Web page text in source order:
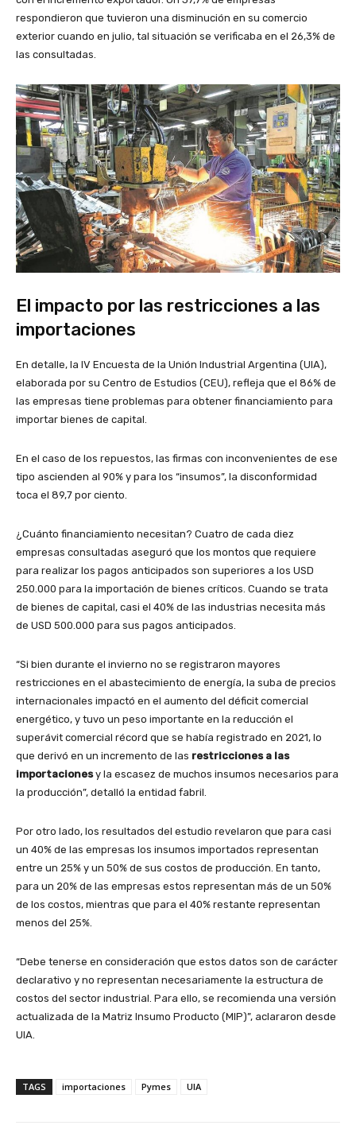
respondieron que tuvieron una disminución en su comercio
exterior cuando en julio, tal situación se verificaba en el 26,3% de
las consultadas.
El impacto por las restricciones a las
importaciones
En detalle, la IV Encuesta de la Unión Industrial Argentina (UIA),
elaborada por su Centro de Estudios (CEU), refleja que el 86% de
las empresas tiene problemas para obtener financiamiento para
importar bienes de capital.
En el caso de los repuestos, las firmas con inconvenientes de ese
tipo ascienden al 90% y para los “insumos”, la disconformidad
toca el 89,7 por ciento.
¿Cuánto financiamiento necesitan? Cuatro de cada diez
empresas consultadas aseguró que los montos que requiere
para realizar los pagos anticipados son superiores a los USD
250.000 para la importación de bienes críticos. Cuando se trata
de bienes de capital, casi el 40% de las industrias necesita más
de USD 500.000 para sus pagos anticipados.
“Si bien durante el invierno no se registraron mayores
restricciones en el abastecimiento de energía, la suba de precios
internacionales impactó en el aumento del déficit comercial
energético, y tuvo un peso importante en la reducción el
superávit comercial récord que se había registrado en 2021, lo
que derivó en un incremento de las restricciones a las
importacionesy la escasez de muchos insumos necesarios para
la producción”, detalló la entidad fabril.
Por otro lado, los resultados del estudio revelaron que para casi
un 40% de las empresas los insumos importados representan
entre un 25% y un 50% de sus costos de producción. En tanto,
para un 20% de las empresas estos representan más de un 50%
de los costos, mientras que para el 40% restante representan
menos del 25%.
“Debe tenerse en consideración que estos datos son de carácter
declarativo y no representan necesariamente la estructura de
costos del sector industrial. Para ello, se recomienda una versión
actualizada de la Matriz Insumo Producto (MIP)”, aclararon desde
UIA.
TAGS importaciones Pymes UIA